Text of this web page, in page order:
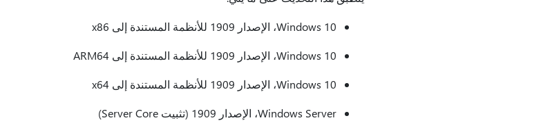
Windows 10، الإصدار 1909 للأنظمة المستندة إلى x86
Windows 10، الإصدار 1909 للأنظمة المستندة إلى ARM64
Windows 10، الإصدار 1909 للأنظمة المستندة إلى x64
Windows Server، الإصدار 1909 (تثبيت Server Core)